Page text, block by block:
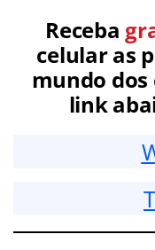
Receba
celular as
mundo dos
link